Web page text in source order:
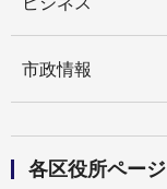
市政情報
各区役所ページ